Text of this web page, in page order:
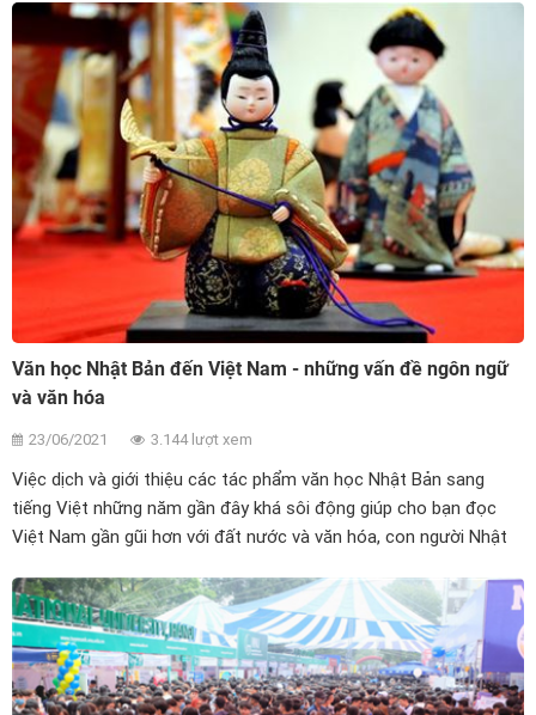
Nam”
Văn học Nhật Bản đến Việt Nam - những vấn đề ngôn ngữ
và văn hóa
23/06/2021 3.144 lượt xem
Việc dịch và giới thiệu các tác phẩm văn học Nhật Bản sang
tiếng Việt những năm gần đây khá sôi động giúp cho bạn đọc
Việt Nam gần gũi hơn với đất nước và văn hóa, con người Nhật
ngôn ngữ và văn hóa - đối với việc dịch thuật các tác phẩm văn
học Nhật Bản sang tiếng Việt.